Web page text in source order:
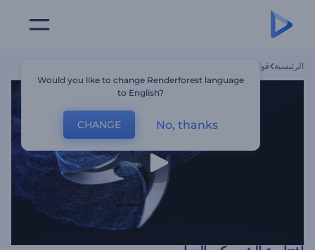
الرئيسية قوالب
Would you like to change Renderforest language
to English?
CHANGE No, thanks